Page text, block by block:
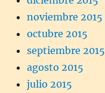
noviembre 2015
octubre 2015
septiembre 2015
agosto 2015
julio 2015